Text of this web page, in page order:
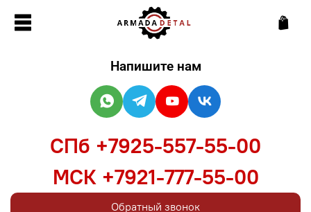
Напишите нам
СПб +7925-557-55-00
МСК +7921-777-55-00
Обратный звонок